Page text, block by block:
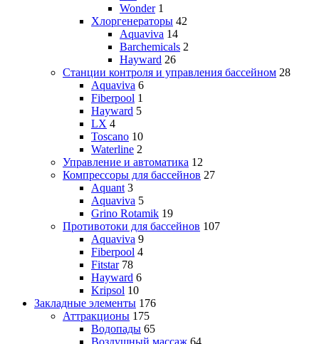
Wonder 1
Хлоргенераторы 42
Aquaviva 14
Barchemicals 2
Hayward 26
Станции контроля и управления бассейном 28
Aquaviva 6
Fiberpool 1
Hayward 5
LX 4
Toscano 10
Waterline 2
Управление и автоматика 12
Компрессоры для бассейнов 27
Aquant 3
Aquaviva 5
Grino Rotamik 19
Противотоки для бассейнов 107
Aquaviva 9
Fiberpool 4
Fitstar 78
Hayward 6
Kripsol 10
Закладные элементы 176
Аттракционы 175
Водопады 65